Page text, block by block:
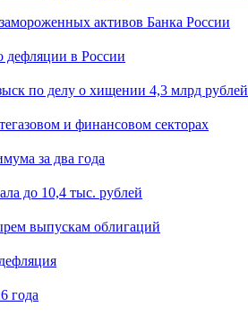
активов Банка России
дефляции в России
по делу о хищении 4,3 млрд рублей
и финансовом секторах
за два года
до 10,4 тыс. рублей
выпускам облигаций
года